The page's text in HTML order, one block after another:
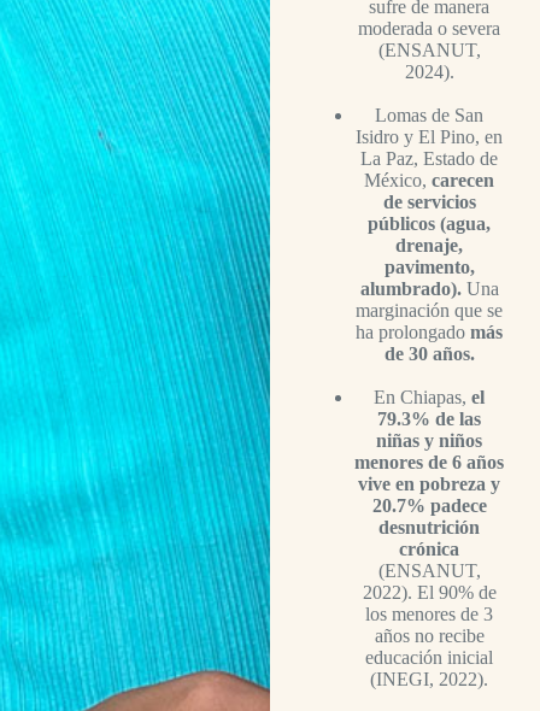
sufre de manera
moderada o severa
(ENSANUT,
2024).
Lomas de San
Isidro y El Pino, en
La Paz, Estado de
México, carecen
de servicios
públicos (agua,
drenaje,
pavimento,
alumbrado).Una
marginación que se
ha prolongado más
de 30 años.
En Chiapas, el
79.3% de las
niñas y niños
menores de 6 años
vive en pobreza y
20.7% padece
desnutrición
crónica
(ENSANUT,
2022). El 90% de
los menores de 3
años no recibe
educación inicial
(INEGI, 2022).